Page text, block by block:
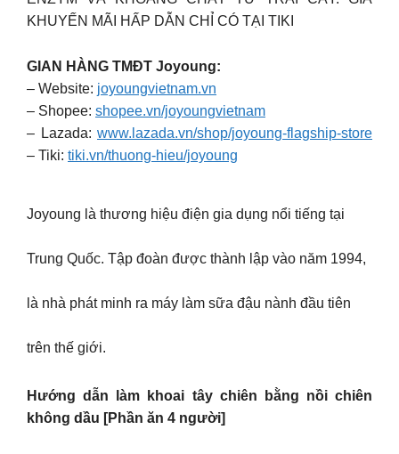
KHUYẾN MÃI HẤP DẪN CHỈ CÓ TẠI TIKI
GIAN HÀNG TMĐT Joyoung:
– Website: joyoungvietnam.vn
– Shopee: shopee.vn/joyoungvietnam
– Lazada: www.lazada.vn/shop/joyoung-flagship-store
– Tiki: tiki.vn/thuong-hieu/joyoung
Joyoung là thương hiệu điện gia dụng nổi tiếng tại
Trung Quốc. Tập đoàn được thành lập vào năm 1994,
là nhà phát minh ra máy làm sữa đậu nành đầu tiên
trên thế giới.
Hướng dẫn làm khoai tây chiên bằng nồi chiên
không dầu [Phần ăn 4 người]